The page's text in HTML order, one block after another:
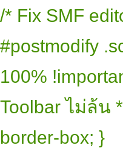
/* Fix SMF
#postmodify
100%
Toolbar ไม่ล้น
border-box; }